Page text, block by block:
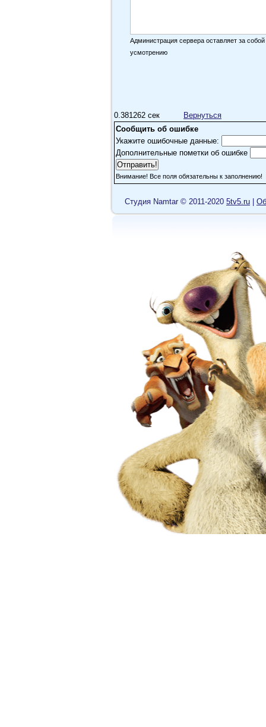
Администрация сервера оставляет за
усмотрению
0.381262 сек
Вернуться
Сообщить об ошибке
Укажите ошибочные данные:
Дополнительные пометки об ошибке
Внимание! Все поля обязательны к заполнению!
Cтудия Namtar © 2011-2020 5tv5.ru